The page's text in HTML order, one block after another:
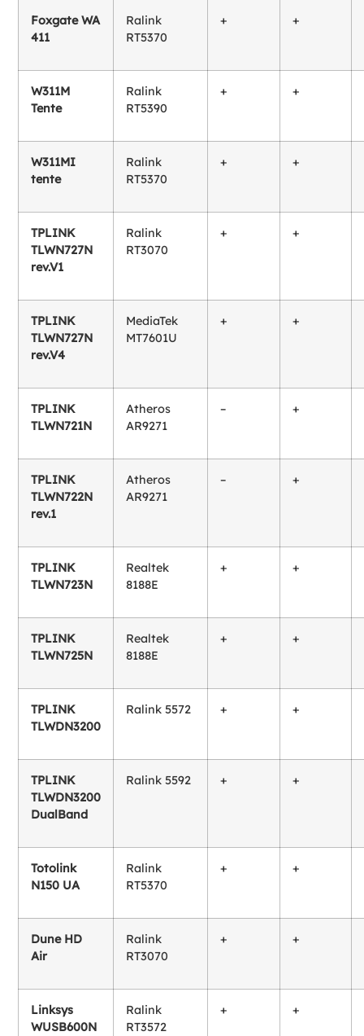
Foxgate WA
411
Ralink
RT5370
+ +
W311M
Tente
Ralink
RT5390
+ +
W311MI
tente
Ralink
RT5370
+ +
TPLINK
TLWN727N
rev.V1
Ralink
RT3070
+ +
TPLINK
TLWN727N
rev.V4
MediaTek
MT7601U
+ +
TPLINK
TLWN721N
Atheros
AR9271
– +
TPLINK
TLWN722N
rev.1
Atheros
AR9271
– +
TPLINK
TLWN723N
Realtek
8188E
+ +
TPLINK
TLWN725N
Realtek
8188E
+ +
TPLINK
TLWDN3200
Ralink 5572 + +
TPLINK
TLWDN3200
DualBand
Ralink 5592 + +
Totolink
N150 UA
Ralink
RT5370
+ +
Dune HD
Air
Ralink
RT3070
+ +
Linksys
WUSB600N
Ralink
RT3572
+ +